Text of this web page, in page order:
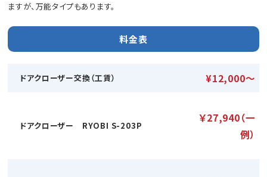
ますが、万能タイプもあります。
料金表
ドアクローザー交換（工賃） ¥12,000〜
ドアクローザー RYOBI S-203P
￥27,940（一
例）